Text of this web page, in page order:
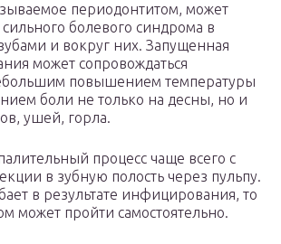
периодонтитом, может
болевого синдрома в
и вокруг них. Запущенная
может сопровождаться
повышением температуры
боли не только на десны, но и
ушей, горла.
процесс чаще всего с
в зубную полость через пульпу.
в результате инфицирования, то
может пройти самостоятельно.